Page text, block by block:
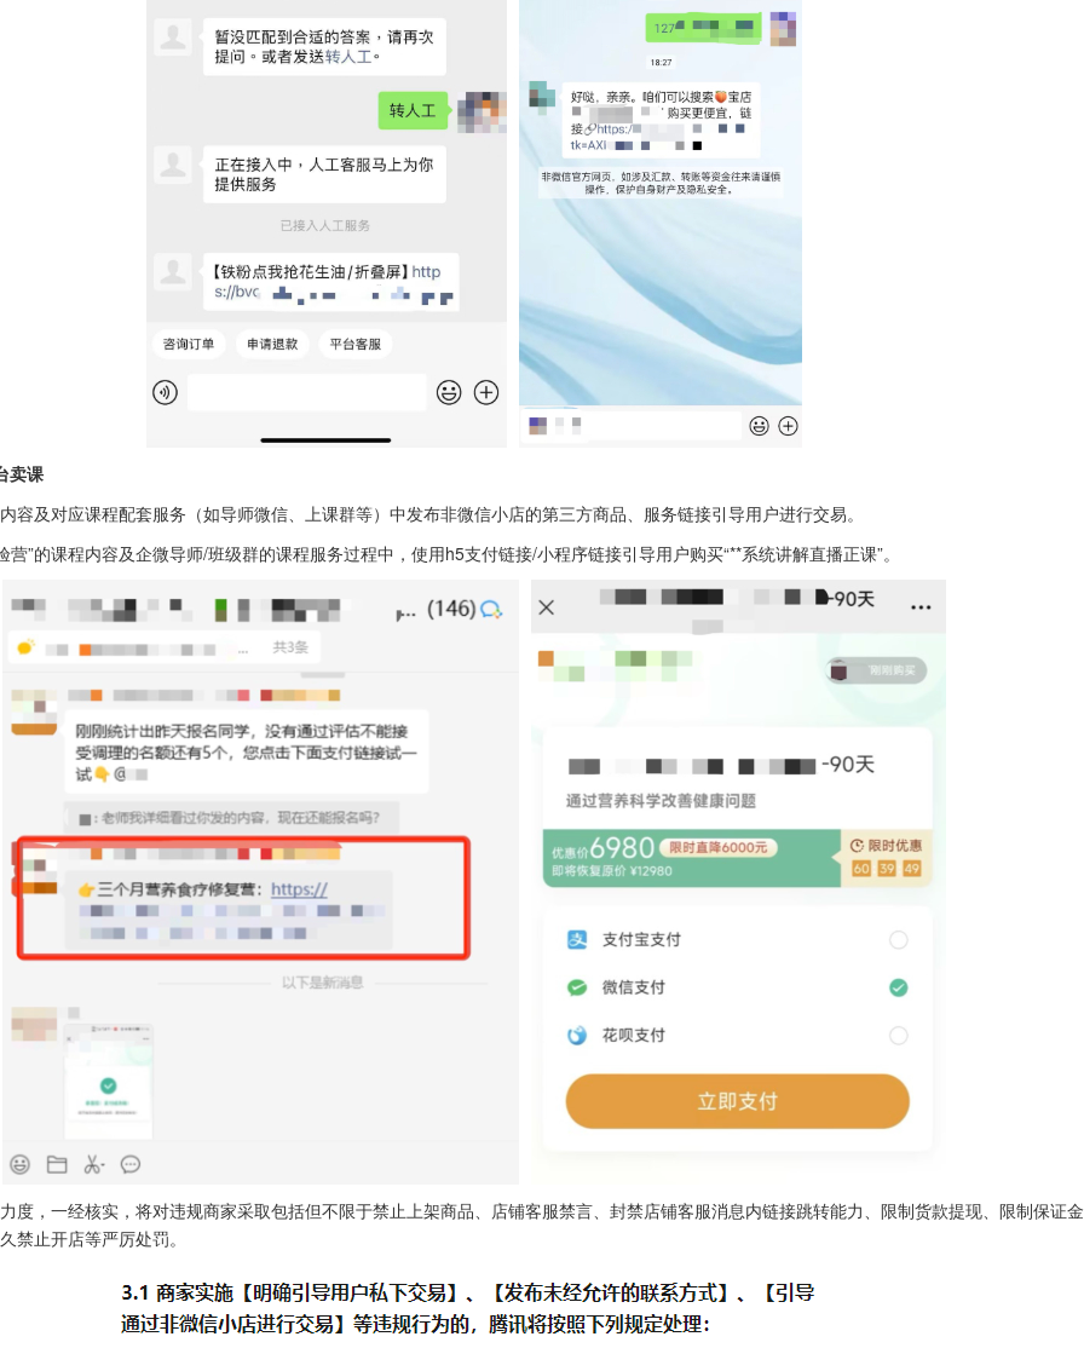
卖课
容及对应课程配套服务（如导师微信、上课群等）中发布非微信小店的第三方商品、服务链接引导用户进行交易。
营”的课程内容及企微导师/班级群的课程服务过程中，使用h5支付链接/小程序链接引导用户购买“**系统讲解直播正课”。
度，一经核实，将对违规商家采取包括但不限于禁止上架商品、店铺客服禁言、封禁店铺客服消息内链接跳转能力、限制货款提现、限制保证金
禁止开店等严厉处罚。